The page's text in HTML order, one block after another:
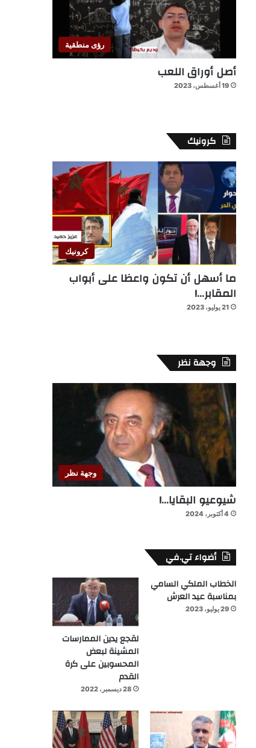
رؤى منطقية
أصل أوراق اللعب
19 أغسطس، 2023
كرونيك
كرونيك
ما أسهل أن تكون واعظا على أبواب
المقابر…!
21 يوليو، 2023
وجهة نظر
وجهة نظر
شيوعيو البقايا…!
4 أكتوبر، 2024
أضواء تي.في
الخطاب الملكي السامي
بمناسبة عيد العرش
29 يوليو، 2023
لقجع يدين الممارسات
المشينة لبعض
المحسوبين على كرة
القدم
28 ديسمبر، 2022